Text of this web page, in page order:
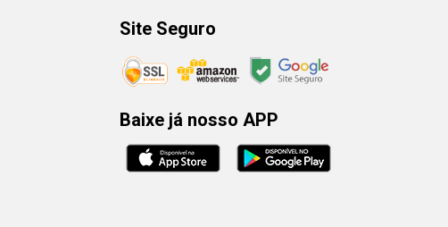
Site Seguro
Baixe já nosso APP